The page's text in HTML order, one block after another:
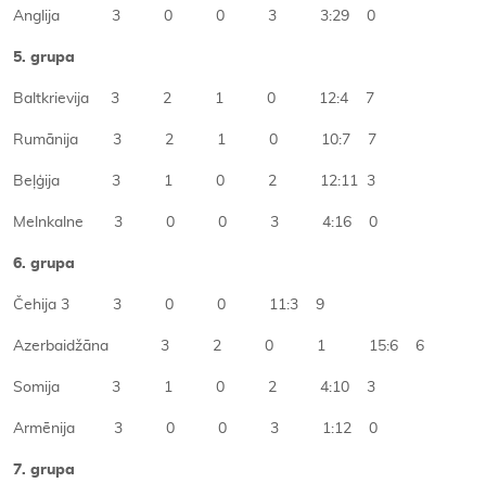
Anglija 3 0 0 3 3:29 0
5. grupa
Baltkrievija 3 2 1 0 12:4 7
Rumānija 3 2 1 0 10:7 7
Beļģija 3 1 0 2 12:11 3
Melnkalne 3 0 0 3 4:16 0
6. grupa
Čehija 3 3 0 0 11:3 9
Azerbaidžāna 3 2 0 1 15:6 6
Somija 3 1 0 2 4:10 3
Armēnija 3 0 0 3 1:12 0
7. grupa